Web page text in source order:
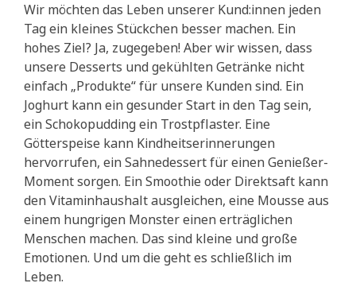
Wir möchten das Leben unserer Kund:innen jeden
Tag ein kleines Stückchen besser machen. Ein
hohes Ziel? Ja, zugegeben! Aber wir wissen, dass
unsere Desserts und gekühlten Getränke nicht
einfach „Produkte“ für unsere Kunden sind. Ein
Joghurt kann ein gesunder Start in den Tag sein,
ein Schokopudding ein Trostpflaster. Eine
Götterspeise kann Kindheitserinnerungen
hervorrufen, ein Sahnedessert für einen Genießer-
Moment sorgen. Ein Smoothie oder Direktsaft kann
den Vitaminhaushalt ausgleichen, eine Mousse aus
einem hungrigen Monster einen erträglichen
Menschen machen. Das sind kleine und große
Emotionen. Und um die geht es schließlich im
Leben.